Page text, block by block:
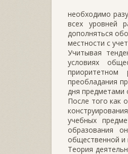
необходимо
всех уровней
дополняться
местности с
Учитывая
условиях
приоритетном
преобладания
дня предметами
После того как
учебных
образования
общественной и
Теория